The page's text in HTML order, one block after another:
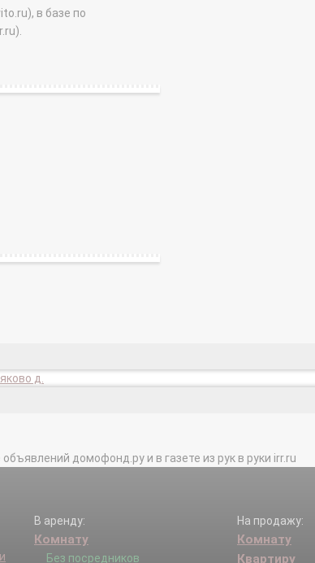
в базе по
д.
домофонд.ру и в газете из рук в руки irr.ru
В аренду:
Комнату
Без посредников
На продажу:
Комнату
Квартиру